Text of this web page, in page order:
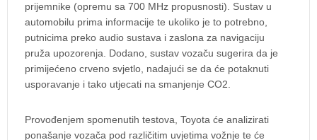
prijemnike (opremu sa 700 MHz propusnosti). Sustav u
automobilu prima informacije te ukoliko je to potrebno,
putnicima preko audio sustava i zaslona za navigaciju
pruža upozorenja. Dodano, sustav vozaču sugerira da je
primijećeno crveno svjetlo, nadajući se da će potaknuti
usporavanje i tako utjecati na smanjenje CO2.
Provođenjem spomenutih testova, Toyota će analizirati
ponašanje vozača pod različitim uvjetima vožnje te će